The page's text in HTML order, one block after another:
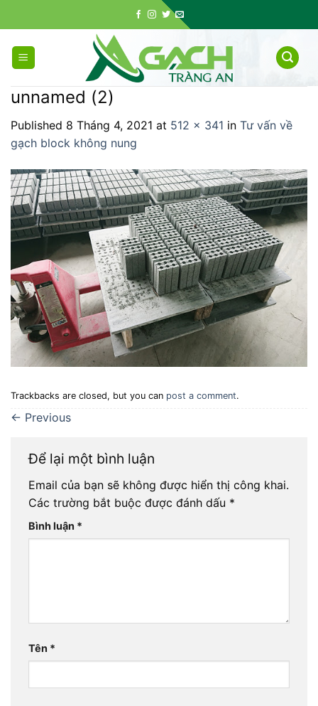
to
content
unnamed (2)
Published 8 Tháng 4, 2021 at 512 × 341 in Tư vấn về
gạch block không nung
Trackbacks are closed, but you can post a comment.
← Previous
Để lại một bình luận
Email của bạn sẽ không được hiển thị công khai.
Các trường bắt buộc được đánh dấu *
Bình luận *
Tên *